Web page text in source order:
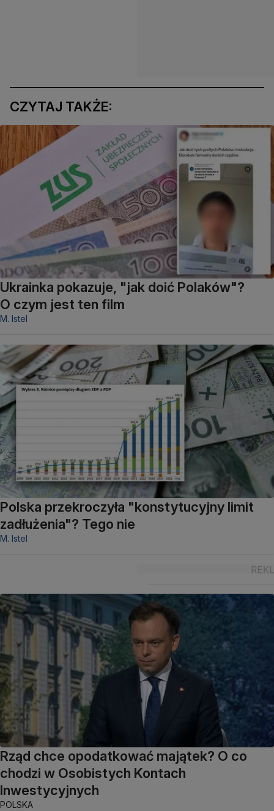
CZYTAJ TAKŻE:
Ukrainka pokazuje, "jak doić Polaków"?
O czym jest ten film
M. Istel
Polska przekroczyła "konstytucyjny limit
zadłużenia"? Tego nie
M. Istel
Rząd chce opodatkować majątek? O co
chodzi w Osobistych Kontach
Inwestycyjnych
POLSKA